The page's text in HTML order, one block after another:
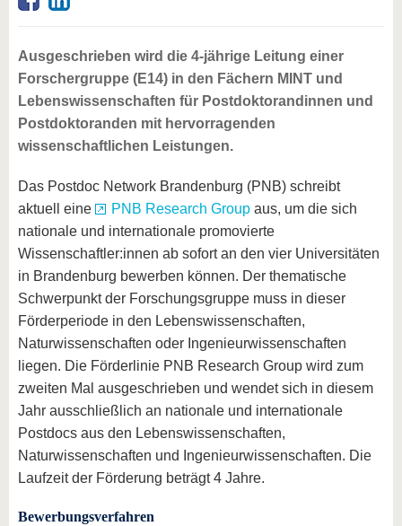
Ausgeschrieben wird die 4-jährige Leitung einer
Forschergruppe (E14) in den Fächern MINT und
Lebenswissenschaften für Postdoktorandinnen und
Postdoktoranden mit hervorragenden
wissenschaftlichen Leistungen.
Das Postdoc Network Brandenburg (PNB) schreibt
aktuell eine
PNB Research Group aus, um die sich
nationale und internationale promovierte
Wissenschaftler:innen ab sofort an den vier Universitäten
in Brandenburg bewerben können. Der thematische
Schwerpunkt der Forschungsgruppe muss in dieser
Förderperiode in den Lebenswissenschaften,
Naturwissenschaften oder Ingenieurwissenschaften
liegen. Die Förderlinie PNB Research Group wird zum
zweiten Mal ausgeschrieben und wendet sich in diesem
Jahr ausschließlich an nationale und internationale
Postdocs aus den Lebenswissenschaften,
Naturwissenschaften und Ingenieurwissenschaften. Die
Laufzeit der Förderung beträgt 4 Jahre.
Bewerbungsverfahren